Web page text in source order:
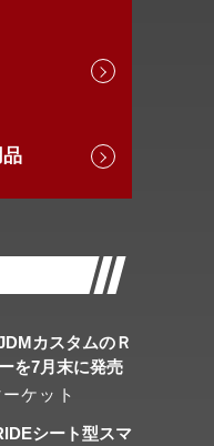
カスタムのＲ
を7月末に発売
ケット
シート型スマ